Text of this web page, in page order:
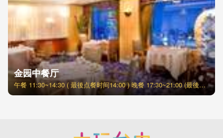
金园中餐厅
午餐 11:30~14:30 ( 最後点餐时间14:00 ) 晚餐 17:30~21:00 (最後点餐时间20:30 )